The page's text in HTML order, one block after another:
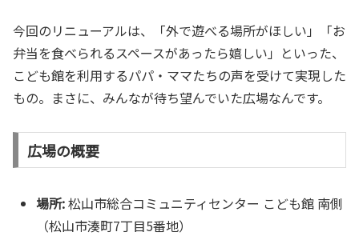
今回のリニューアルは、「外で遊べる場所がほしい」「お
弁当を食べられるスペースがあったら嬉しい」といった、
こども館を利用するパパ・ママたちの声を受けて実現した
もの。まさに、みんなが待ち望んでいた広場なんです。
広場の概要
場所:松山市総合コミュニティセンター こども館 南側
（松山市湊町7丁目5番地）